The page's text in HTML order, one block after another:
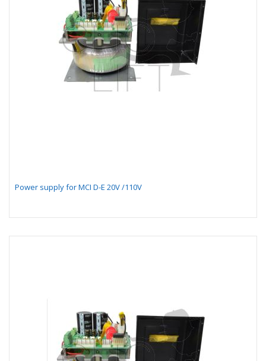
Power supply for MCI D-E 20V /110V